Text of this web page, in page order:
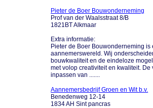
Pieter de Boer Bouwonderneming
Prof van der Waalsstraat 8/B
1821BT Alkmaar
Extra informatie:
Pieter de Boer Bouwonderneming
aannemerswereld. Wij
bouwkwaliteit en de eindeloze
met volop creativiteit en kwaliteit.
inpassen van .......
Aannemersbedrijf Groen en Wit b.v.
Benedenweg 12-14
1834 AH Sint pancras